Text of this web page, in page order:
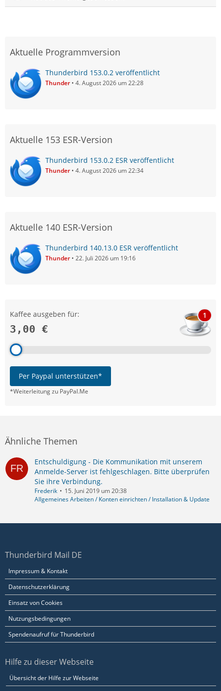
Aktuelle Programmversion
Thunderbird 153.0.2 veröffentlicht
Thunder 4. August 2026 um 22:28
Aktuelle 153 ESR-Version
Thunderbird 153.0.2 ESR veröffentlicht
Thunder 4. August 2026 um 22:34
Aktuelle 140 ESR-Version
Thunderbird 140.13.0 ESR veröffentlicht
Thunder 22. Juli 2026 um 19:16
Kaffee ausgeben für:
3,00 €
1
Per Paypal unterstützen*
*Weiterleitung zu PayPal.Me
Ähnliche Themen
Entschuldigung - Die Kommunikation mit unserem
Anmelde-Server ist fehlgeschlagen. Bitte überprüfen
Sie ihre Verbindung.
Frederik
15. Juni 2019 um 20:38
Allgemeines Arbeiten / Konten einrichten / Installation & Update
Thunderbird Mail DE
Impressum & Kontakt
Datenschutzerklärung
Einsatz von Cookies
Nutzungsbedingungen
Spendenaufruf für Thunderbird
Hilfe zu dieser Webseite
Übersicht der Hilfe zur Webseite